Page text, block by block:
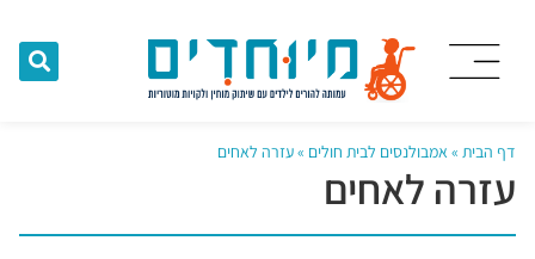
דף הבית » אמבולנסים לבית חולים »עזרה לאחים
עזרה לאחים